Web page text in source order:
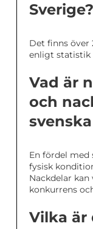
Sverige?
Det finns
enligt statistik
Vad är
och
En fördel med
fysisk
Nackdelar
konkurrens
Vilka är